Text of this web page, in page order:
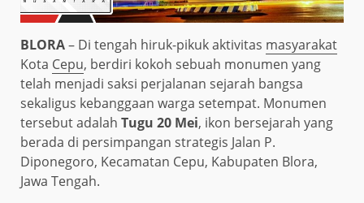
BLORA– Di tengah hiruk-pikuk aktivitas masyarakat
Kota Cepu, berdiri kokoh sebuah monumen yang
telah menjadi saksi perjalanan sejarah bangsa
sekaligus kebanggaan warga setempat. Monumen
tersebut adalah Tugu 20 Mei, ikon bersejarah yang
berada di persimpangan strategis Jalan P.
Diponegoro, Kecamatan Cepu, Kabupaten Blora,
Jawa Tengah.